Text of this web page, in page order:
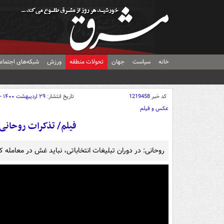
خانه سیاست جهان تحولات منطقه ورزش شبکه‌های
کد خبر1219458 تاریخ انتشار: ۲۹ اردیبهشت ۱۴۰۰ - ۱۰:۵۷
عکس و فیلم
فیلم/ تذکرات
روحانی: در دوران تبلیغات انتخاباتی، نباید غش در